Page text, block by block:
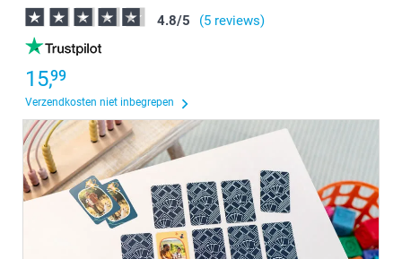
4.8/5 (5 reviews)
15,99
Verzendkosten niet inbegrepen